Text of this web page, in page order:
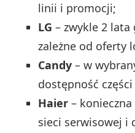
linii i promocji;
LG – zwykle 2
zależne od oferty
Candy – w
dostępność
Haier –
sieci serwisowej i